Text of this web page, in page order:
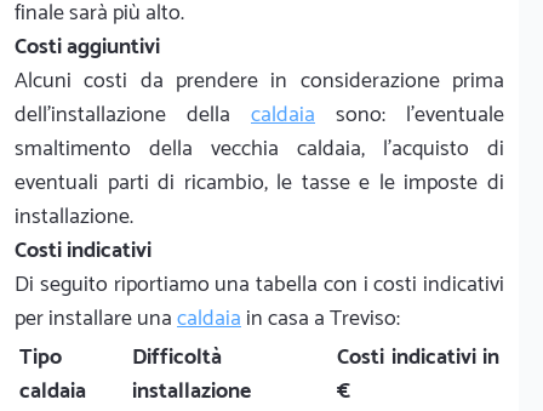
finale sarà più alto.
Costi aggiuntivi
Alcuni costi da prendere in considerazione prima
dell'installazione della caldaia sono: l'eventuale
smaltimento della vecchia caldaia, l'acquisto di
eventuali parti di ricambio, le tasse e le imposte di
installazione.
Costi indicativi
Di seguito riportiamo una tabella con i costi indicativi
per installare unacaldaiain casa a Treviso:
Tipo
caldaia
Difficoltà
installazione
Costi indicativi in
€